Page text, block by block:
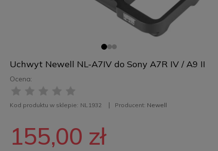
Uchwyt Newell NL-A7IV do Sony A7R IV / A9 II
Ocena:
Kod produktu w sklepie: NL1932 Producent: Newell
155,00 zł